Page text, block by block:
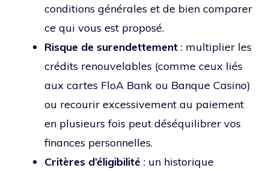
conditions générales et de bien comparer
ce qui vous est proposé.
Risque de surendettement : multiplier les
crédits renouvelables (comme ceux liés
aux cartes FloA Bank ou Banque Casino)
ou recourir excessivement au paiement
en plusieurs fois peut déséquilibrer vos
finances personnelles.
Critères d’éligibilité : un historique